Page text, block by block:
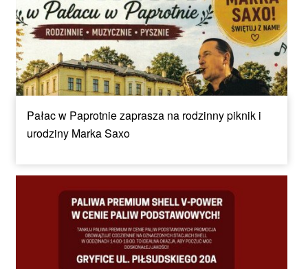
Pałac w Paprotnie zaprasza na rodzinny piknik i
urodziny Marka Saxo